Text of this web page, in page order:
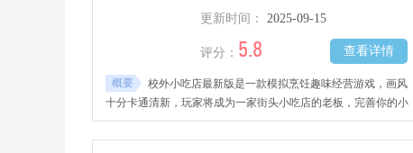
更新时间：
2025-09-15
查看详情
评分： 5.8
概要
校外小吃店最新版是一款模拟烹饪趣味经营游戏，画风
十分卡通清新，玩家将成为一家街头小吃店的老板，完善你的小
吃店设备，购买更多新鲜的食材、原材料、调味品等进行烹饪制
作，根据顾客的需求烹饪出美味的小吃与佳肴，赚取更多钱财，